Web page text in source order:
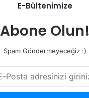
E-Bültenimize
Abone Olun!
Spam Göndermeyeceğiz :)